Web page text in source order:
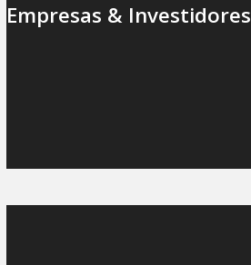
Empresas & Investidores